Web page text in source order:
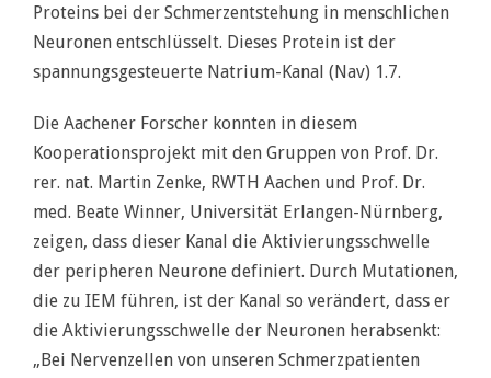
Proteins bei der Schmerzentstehung in menschlichen
Neuronen entschlüsselt. Dieses Protein ist der
spannungsgesteuerte Natrium-Kanal (Nav) 1.7.
Die Aachener Forscher konnten in diesem
Kooperationsprojekt mit den Gruppen von Prof. Dr.
rer. nat. Martin Zenke, RWTH Aachen und Prof. Dr.
med. Beate Winner, Universität Erlangen-Nürnberg,
zeigen, dass dieser Kanal die Aktivierungsschwelle
der peripheren Neurone definiert. Durch Mutationen,
die zu IEM führen, ist der Kanal so verändert, dass er
die Aktivierungsschwelle der Neuronen herabsenkt:
„Bei Nervenzellen von unseren Schmerzpatienten